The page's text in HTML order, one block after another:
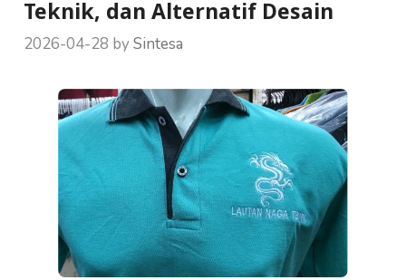
Teknik, dan Alternatif Desain
2026-04-28 bySintesa